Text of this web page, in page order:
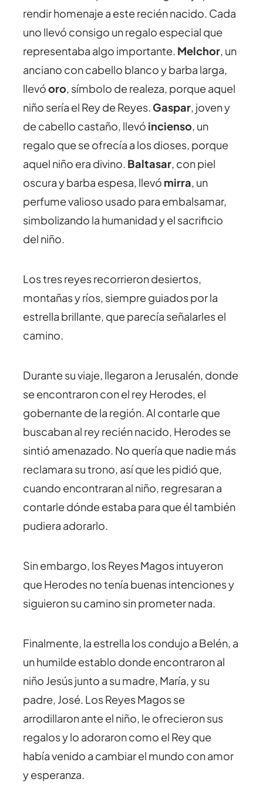
rendir homenaje a este recién nacido. Cada
uno llevó consigo un regalo especial que
representaba algo importante. Melchor, un
anciano con cabello blanco y barba larga,
llevóoro, símbolo de realeza, porque aquel
niño sería el Rey de Reyes. Gaspar, joven y
de cabello castaño, llevó incienso, un
regalo que se ofrecía a los dioses, porque
aquel niño era divino. Baltasar, con piel
oscura y barba espesa, llevó mirra, un
perfume valioso usado para embalsamar,
simbolizando la humanidad y el sacrificio
del niño.
Los tres reyes recorrieron desiertos,
montañas y ríos, siempre guiados por la
estrella brillante, que parecía señalarles el
camino.
Durante su viaje, llegaron a Jerusalén, donde
se encontraron con el rey Herodes, el
gobernante de la región. Al contarle que
buscaban al rey recién nacido, Herodes se
sintió amenazado. No quería que nadie más
reclamara su trono, así que les pidió que,
cuando encontraran al niño, regresaran a
contarle dónde estaba para que él también
pudiera adorarlo.
Sin embargo, los Reyes Magos intuyeron
que Herodes no tenía buenas intenciones y
siguieron su camino sin prometer nada.
Finalmente, la estrella los condujo a Belén, a
un humilde establo donde encontraron al
niño Jesús junto a su madre, María, y su
padre, José. Los Reyes Magos se
arrodillaron ante el niño, le ofrecieron sus
regalos y lo adoraron como el Rey que
había venido a cambiar el mundo con amor
y esperanza.